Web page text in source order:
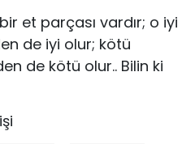
et parçası vardır; o iyi
de iyi olur; kötü
de kötü olur.. Bilin ki